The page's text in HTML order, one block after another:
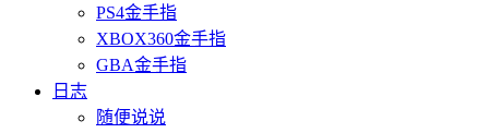
PS4金手指
XBOX360金手指
GBA金手指
日志
随便说说